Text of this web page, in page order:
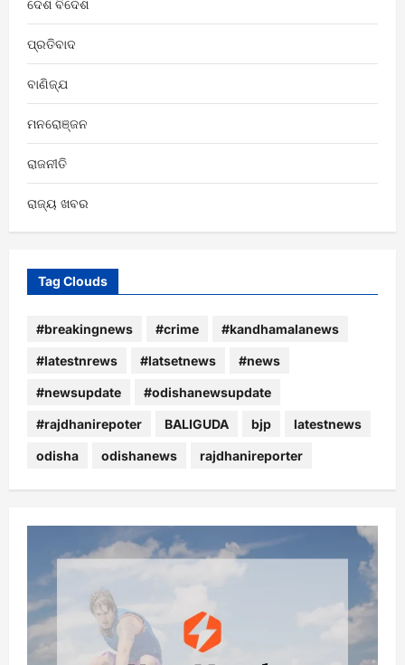
ଦେଶ ବିଦେଶ
ପ୍ରତିବାଦ
ବାଣିଜ୍ଯ
ମନରୋଞ୍ଜନ
ରାଜନୀତି
ରାଜ୍ୟ ଖବର
Tag Clouds
#breakingnews #crime #kandhamalanews
#latestnrews #latsetnews #news
#newsupdate #odishanewsupdate
#rajdhanirepoter BALIGUDA bjp latestnews
odisha odishanews rajdhanireporter